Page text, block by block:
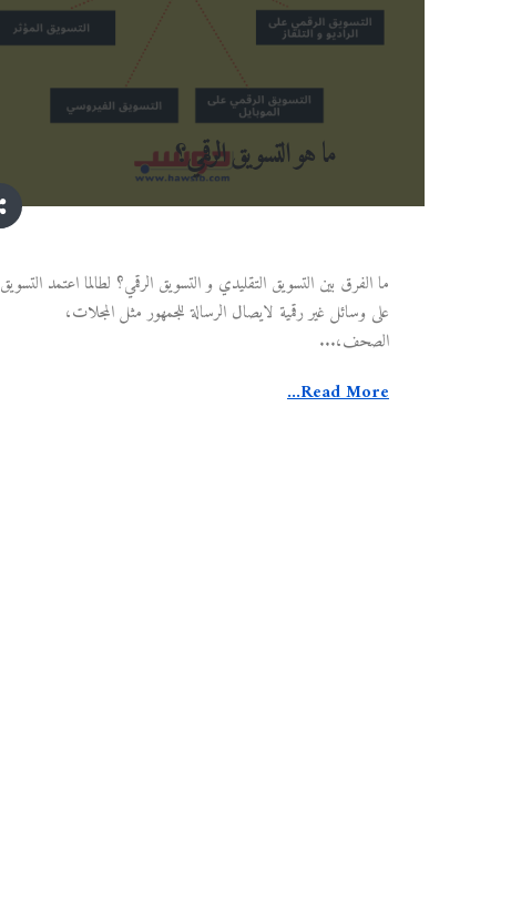
ما هو التسويق الرقمي؟
ما الفرق بين التسويق التقليدي و التسويق الرقمي؟ لطالما اعتمد التسويق
على وسائل غير رقمية لايصال الرسالة للجمهور مثل المجلات،
الصحف،...
Read More...